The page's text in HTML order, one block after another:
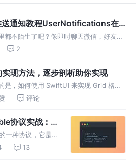
通知教程UserNotifications在
都不陌生了吧？像即时聊天微信，好友发
提醒你。也像是在影院APP预订了电影
，又或者使用如极光推送等第三方渠
…
2
现方法，逐步剖析助你实现
是，如何使用 SwiftUI 来实现 Grid 格子
评论
协议实战：
JSON和
一种协议，它是
和 Encodable
13